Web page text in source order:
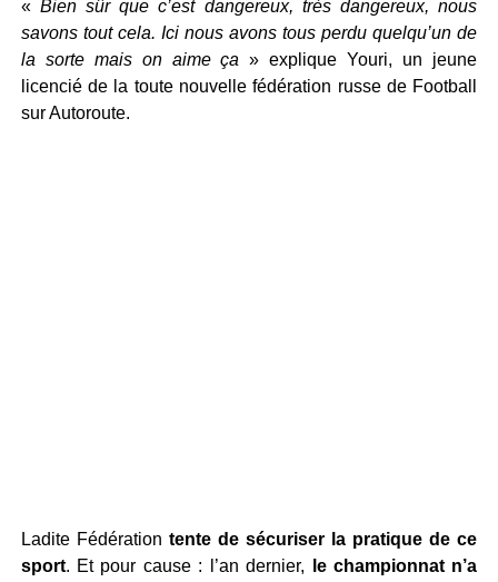
« Bien sûr que c’est dangereux, très dangereux, nous
savons tout cela. Ici nous avons tous perdu quelqu’un de
la sorte mais on aime ça » explique Youri, un jeune
licencié de la toute nouvelle fédération russe de Football
sur Autoroute.
Ladite Fédération tente de sécuriser la pratique de ce
sport. Et pour cause : l’an dernier, le championnat n’a